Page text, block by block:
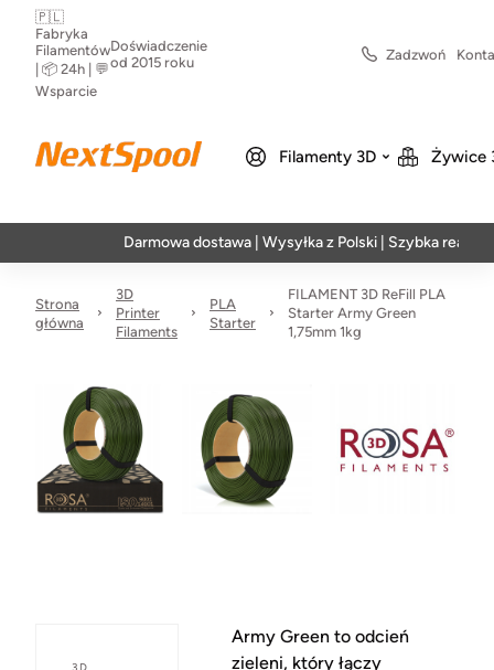
🇵🇱
Fabryka
Filamentów
| 📦 24h | 💬
Wsparcie
Doświadczenie
od 2015 roku
Zadzwoń
Filamenty 3D Żywice
Darmowa dostawa | Wysyłka z Polski | Szybka realizacja w
Strona
główna
3D
Printer
Filaments
PLA
Starter
FILAMENT 3D ReFill PLA
Starter Army Green
1,75mm 1kg
Army Green to odcień
zieleni, który łączy